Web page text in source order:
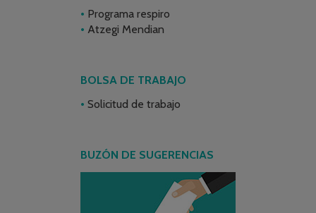
Programa respiro
Atzegi Mendian
BOLSA DE TRABAJO
Solicitud de trabajo
BUZÓN DE SUGERENCIAS